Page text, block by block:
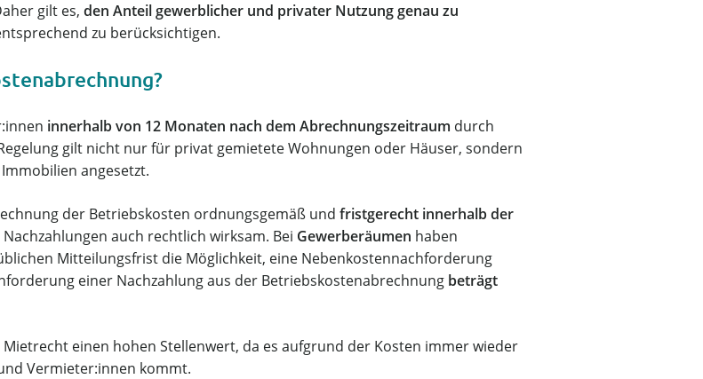
gilt es, den Anteil gewerblicher und privater Nutzung genau zu
zu berücksichtigen.
innerhalb von 12 Monaten nach dem Abrechnungszeitraum durch
gilt nicht nur für privat gemietete Wohnungen oder Häuser, sondern
angesetzt.
der Betriebskosten ordnungsgemäß und fristgerecht innerhalb der
auch rechtlich wirksam. Bei Gewerberäumen haben
Mitteilungsfrist die Möglichkeit, eine Nebenkostennachforderung
einer Nachzahlung aus der Betriebskostenabrechnung beträgt
einen hohen Stellenwert, da es aufgrund der Kosten immer wieder
Vermieter:innen kommt.